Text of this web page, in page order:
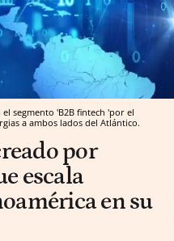
segmento 'B2B fintech 'por el
a ambos lados del Atlántico.
por
escala
en su